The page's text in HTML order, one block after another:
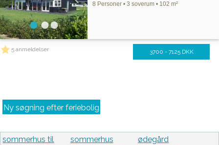
8 Personer • 3 soverum • 102 m²
5 anmeldelser 3700 - 7125 DKK
Ny søgning efter feriebolig
sommerhus til
sommerhus
ødegård